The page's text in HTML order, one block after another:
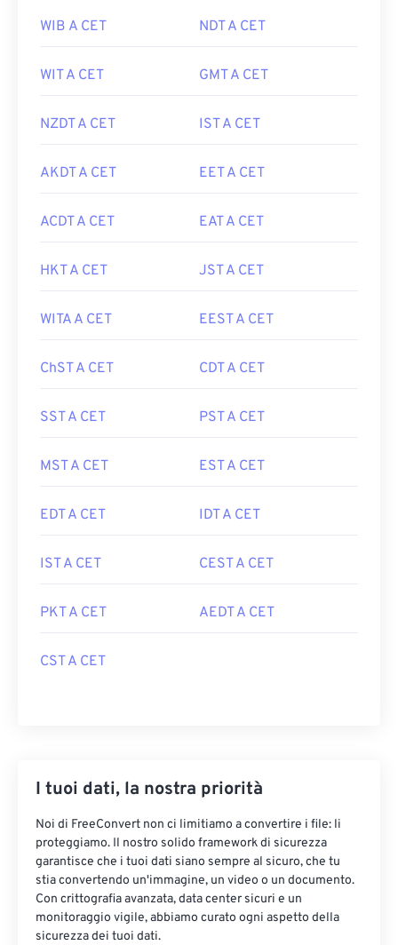
WIB A CET NDT A CET
WIT A CET GMT A CET
NZDT A CET IST A CET
AKDT A CET EET A CET
ACDT A CET EAT A CET
HKT A CET JST A CET
WITA A CET EEST A CET
ChST A CET CDT A CET
SST A CET PST A CET
MST A CET EST A CET
EDT A CET IDT A CET
IST A CET CEST A CET
PKT A CET AEDT A CET
CST A CET
I tuoi dati, la nostra priorità
Noi di FreeConvert non ci limitiamo a convertire i file: li
proteggiamo. Il nostro solido framework di sicurezza
garantisce che i tuoi dati siano sempre al sicuro, che tu
stia convertendo un'immagine, un video o un documento.
Con crittografia avanzata, data center sicuri e un
monitoraggio vigile, abbiamo curato ogni aspetto della
sicurezza dei tuoi dati.